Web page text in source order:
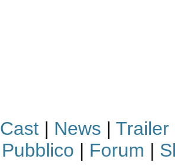
Cast| News | Trailer
Pubblico | Forum |